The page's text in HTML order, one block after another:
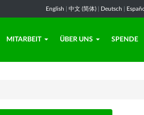
English 中文 (简体) Deutsch
MITARBEIT ÜBER UNS SPENDE